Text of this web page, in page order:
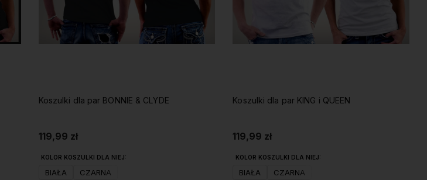
Koszulki dla par BONNIE & CLYDE
119,99 zł
KOLOR KOSZULKI DLA NIEJ:
BIAŁA CZARNA
Koszulki dla par KING i QUEEN
119,99 zł
KOLOR KOSZULKI DLA NIEJ:
BIAŁA CZARNA